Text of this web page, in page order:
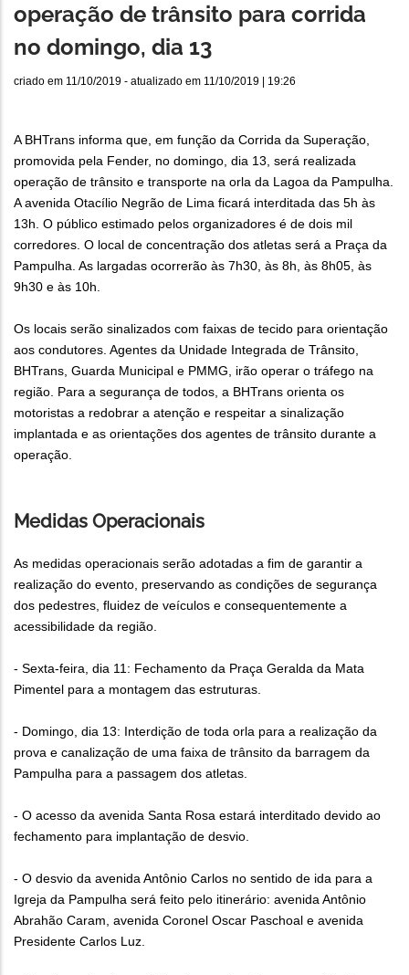
operação de trânsito para corrida
no domingo, dia 13
criado em 11/10/2019 - atualizado em 11/10/2019 | 19:26
A BHTrans informa que, em função da Corrida da Superação,
promovida pela Fender, no domingo, dia 13, será realizada
operação de trânsito e transporte na orla da Lagoa da Pampulha.
A avenida Otacílio Negrão de Lima ficará interditada das 5h às
13h. O público estimado pelos organizadores é de dois mil
corredores. O local de concentração dos atletas será a Praça da
Pampulha. As largadas ocorrerão às 7h30, às 8h, às 8h05, às
9h30 e às 10h.
Os locais serão sinalizados com faixas de tecido para orientação
aos condutores. Agentes da Unidade Integrada de Trânsito,
BHTrans, Guarda Municipal e PMMG, irão operar o tráfego na
região. Para a segurança de todos, a BHTrans orienta os
motoristas a redobrar a atenção e respeitar a sinalização
implantada e as orientações dos agentes de trânsito durante a
operação.
Medidas Operacionais
As medidas operacionais serão adotadas a fim de garantir a
realização do evento, preservando as condições de segurança
dos pedestres, fluidez de veículos e consequentemente a
acessibilidade da região.
- Sexta-feira, dia 11: Fechamento da Praça Geralda da Mata
Pimentel para a montagem das estruturas.
- Domingo, dia 13: Interdição de toda orla para a realização da
prova e canalização de uma faixa de trânsito da barragem da
Pampulha para a passagem dos atletas.
- O acesso da avenida Santa Rosa estará interditado devido ao
fechamento para implantação de desvio.
- O desvio da avenida Antônio Carlos no sentido de ida para a
Igreja da Pampulha será feito pelo itinerário: avenida Antônio
Abrahão Caram, avenida Coronel Oscar Paschoal e avenida
Presidente Carlos Luz.